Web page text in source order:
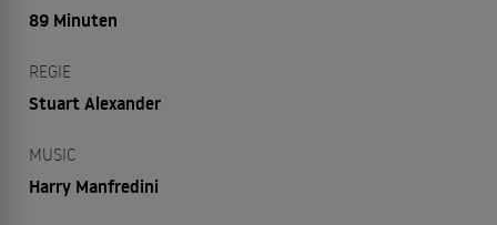
89 Minuten
REGIE
Stuart Alexander
MUSIC
Harry Manfredini